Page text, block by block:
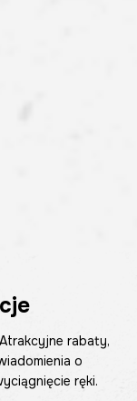
rabaty,
o
ręki.